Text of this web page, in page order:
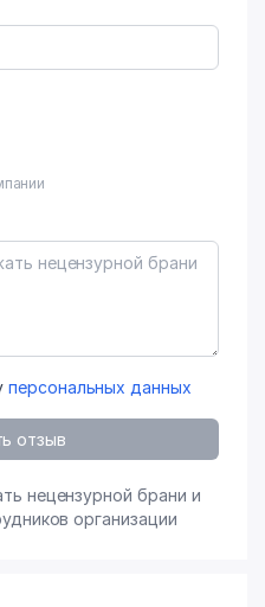
персональных данных
отзыв
нецензурной брани и
организации